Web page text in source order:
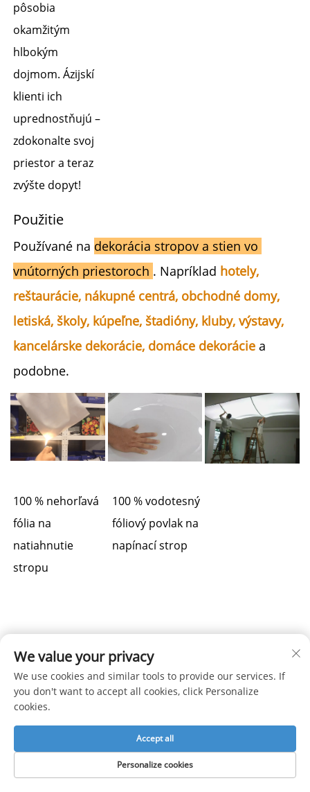
pôsobia
okamžitým
hlbokým
dojmom. Ázijskí
klienti ich
uprednostňujú –
zdokonalte svoj
priestor a teraz
zvýšte dopyt!
Použitie
Používané na dekorácia stropov a stien vo
vnútorných priestoroch . Napríklad hotely,
reštaurácie, nákupné centrá, obchodné domy,
letiská, školy, kúpeľne, štadióny, kluby, výstavy,
kancelárske dekorácie, domáce dekorácie a
podobne.
100 % nehorľavá
fólia na
natiahnutie
stropu
100 % vodotesný
fóliový povlak na
napínací strop
Jednoduchá
inštalácia a
odstránenie
Trvanlivé a
Bezplatné
We value your privacy
We use cookies and similar tools to provide our services. If
you don't want to accept all cookies, click Personalize
cookies.
Personalize cookies
Accept all